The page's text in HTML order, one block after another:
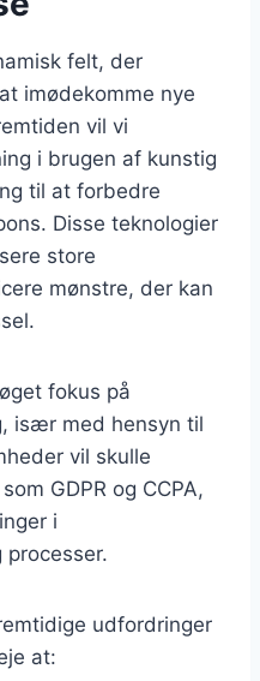
felt, der
imødekomme nye
vil vi
i brugen af kunstig
til at forbedre
Disse teknologier
store
mønstre, der kan
fokus på
især med hensyn til
vil skulle
GDPR og CCPA,
i
processer.
udfordringer
at: